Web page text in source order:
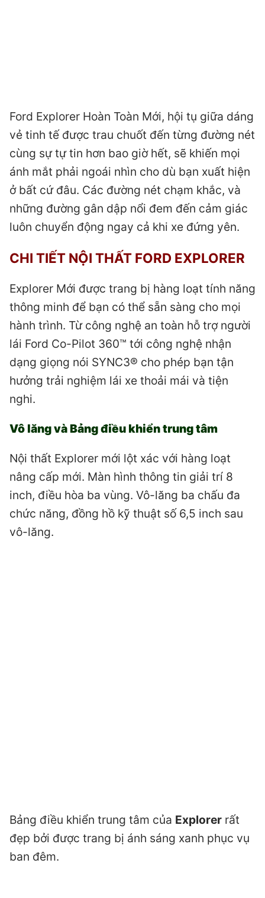
Ford Explorer Hoàn Toàn Mới, hội tụ giữa dáng
vẻ tinh tế được trau chuốt đến từng đường nét
cùng sự tự tin hơn bao giờ hết, sẽ khiến mọi
ánh mắt phải ngoái nhìn cho dù bạn xuất hiện
ở bất cứ đâu. Các đường nét chạm khắc, và
những đường gân dập nổi đem đến cảm giác
luôn chuyển động ngay cả khi xe đứng yên.
CHI TIẾT NỘI THẤT FORD EXPLORER
Explorer Mới được trang bị hàng loạt tính năng
thông minh để bạn có thể sẵn sàng cho mọi
hành trình. Từ công nghệ an toàn hỗ trợ người
lái Ford Co-Pilot 360™ tới công nghệ nhận
dạng giọng nói SYNC3® cho phép bạn tận
hưởng trải nghiệm lái xe thoải mái và tiện
nghi.
Vô lăng và Bảng điều khiển trung tâm
Nội thất Explorer mới lột xác với hàng loạt
nâng cấp mới. Màn hình thông tin giải trí 8
inch, điều hòa ba vùng. Vô-lăng ba chấu đa
chức năng, đồng hồ kỹ thuật số 6,5 inch sau
vô-lăng.
Bảng điều khiển trung tâm của Explorer rất
đẹp bởi được trang bị ánh sáng xanh phục vụ
ban đêm.